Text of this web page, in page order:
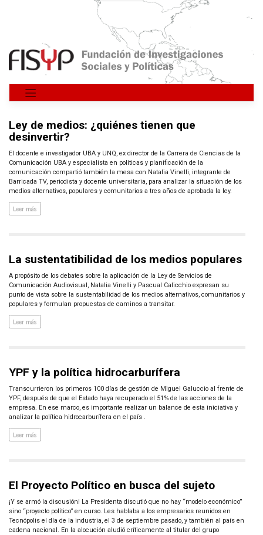
Saltar
Ley de medios: ¿quiénes tienen que
desinvertir?
El docente e investigador UBA y UNQ, ex director de la Carrera de Ciencias de la
Comunicación UBA y especialista en políticas y planificación de la
comunicación compartió también la mesa con Natalia Vinelli, integrante de
Barricada TV, periodista y docente universitaria, para analizar la situación de los
medios alternativos, populares y comunitarios a tres años de aprobada la ley.
Leer más
La sustentatibilidad de los medios populares
A propósito de los debates sobre la aplicación de la Ley de Servicios de
Comunicación Audiovisual, Natalia Vinelli y Pascual Calicchio expresan su
punto de vista sobre la sustentabilidad de los medios alternativos, comunitarios y
populares y formulan propuestas de caminos a transitar.
Leer más
YPF y la política hidrocarburífera
Transcurrieron los primeros 100 días de gestión de Miguel Galuccio al frente de
YPF, después de que el Estado haya recuperado el 51% de las acciones de la
empresa. En ese marco, es importante realizar un balance de esta iniciativa y
analizar la política hidrocarburífera en el país .
Leer más
El Proyecto Político en busca del sujeto
¡Y se armó la discusión! La Presidenta discutió que no hay “modelo económico”
sino “proyecto político” en curso. Les hablaba a los empresarios reunidos en
Tecnópolis el día de la industria, el 3 de septiembre pasado, y también al país en
cadena nacional. En la alocución aludió críticamente al titular del grupo